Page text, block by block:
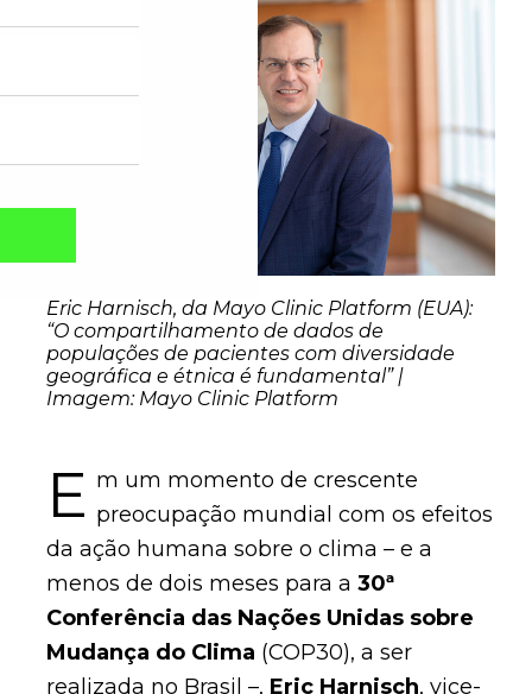
Eric Harnisch, da Mayo Clinic Platform (EUA):
“O compartilhamento de dados de
populações de pacientes com diversidade
geográfica e étnica é fundamental” |
Imagem: Mayo Clinic Platform
E m um momento de crescente
preocupação mundial com os efeitos
da ação humana sobre o clima – e a
menos de dois meses para a 30ª
Conferência das Nações Unidas sobre
Mudança do Clima (COP30), a ser
realizada no Brasil –, Eric Harnisch, vice-
Captcha obrigatório